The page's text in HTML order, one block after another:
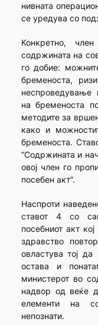
нивната
се уредува со
Конкретно,
содржината на
го добие:
бременоста,
неспроведување
на бременоста
методите за
како и
бременоста.
“Содржината и
овој член го
посебен акт“.
Наспроти
ставот 4 со
посебниот акт
здравство
овластува тој
остава и
министерот во
надвор од веќе
елементи на
непознати.